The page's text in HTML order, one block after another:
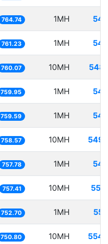
764.74 1MH
761.23 1MH
760.07 10MH
759.95 1MH
759.59 1MH
758.57 10MH
757.78 1MH
757.41 10MH
752.70 1MH
750.80 10MH